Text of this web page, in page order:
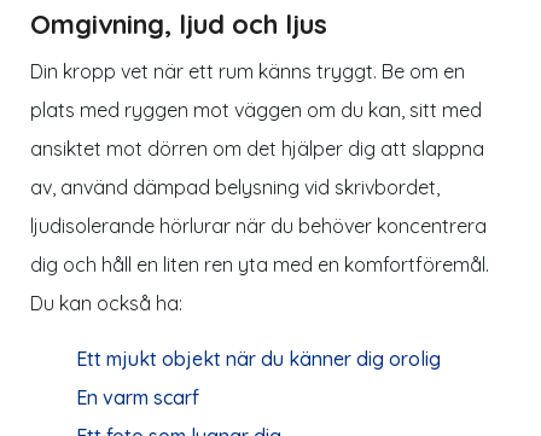
Omgivning, ljud och ljus
Din kropp vet när ett rum känns tryggt. Be om en
plats med ryggen mot väggen om du kan, sitt med
ansiktet mot dörren om det hjälper dig att slappna
av, använd dämpad belysning vid skrivbordet,
ljudisolerande hörlurar när du behöver koncentrera
dig och håll en liten ren yta med en komfortföremål.
Du kan också ha:
Ett mjukt objekt när du känner dig orolig
En varm scarf